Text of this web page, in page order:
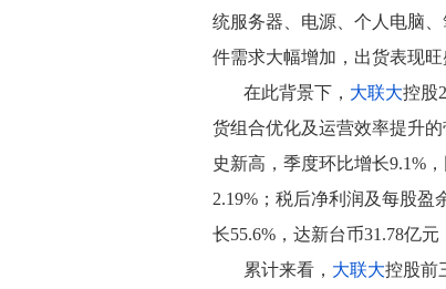
统服务器、电源、个人电脑
件需求大幅增加，出货表现旺
在此背景下， 大联大控股
货组合优化及运营效率提升
史新高，季度环比增长9.1%
2.19%；税后净利润及每股盈
长55.6%，达新台币31.78亿元
累计来看， 大联大控股前